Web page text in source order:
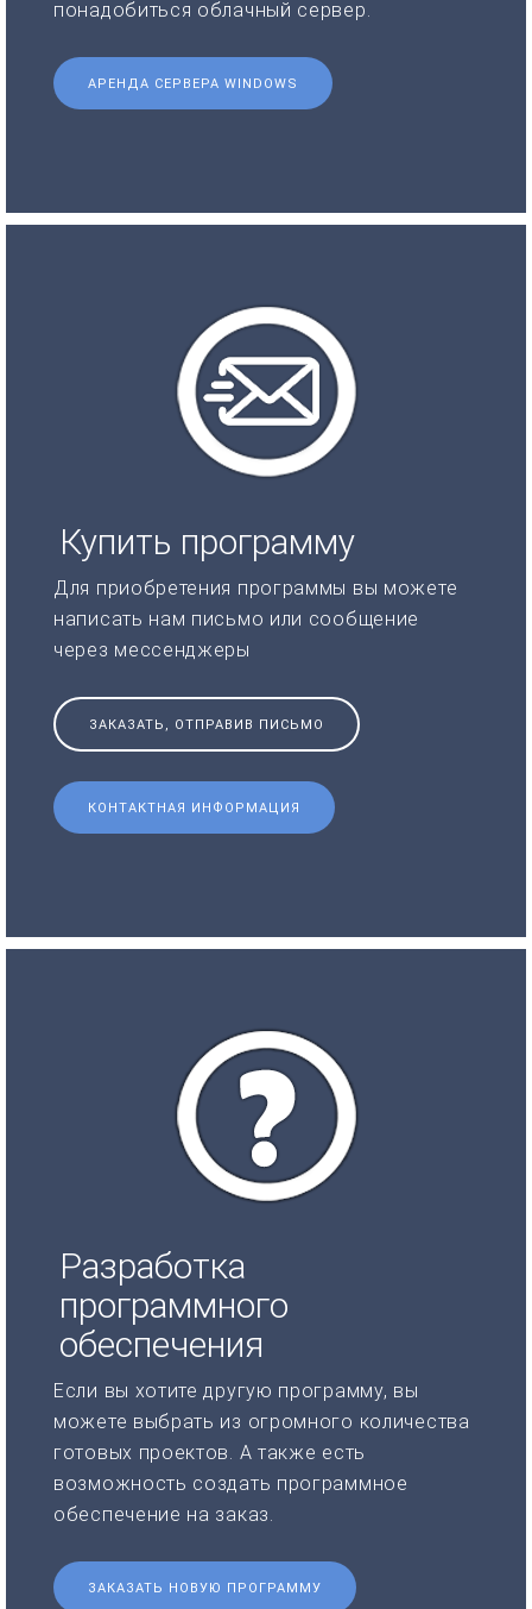
понадобиться облачный сервер.
АРЕНДА СЕРВЕРА WINDOWS
Купить программу
Для приобретения программы вы можете
написать нам письмо или сообщение
через мессенджеры
ЗАКАЗАТЬ, ОТПРАВИВ ПИСЬМО
КОНТАКТНАЯ ИНФОРМАЦИЯ
Разработка
программного
обеспечения
Если вы хотите другую программу, вы
можете выбрать из огромного количества
готовых проектов. А также есть
возможность создать программное
обеспечение на заказ.
ЗАКАЗАТЬ НОВУЮ ПРОГРАММУ